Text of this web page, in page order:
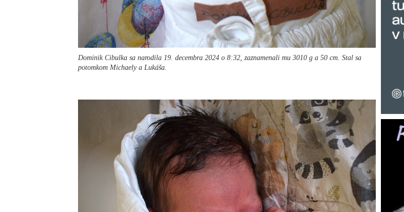
Dominik Cibulka sa narodila 19. decembra 2024 o 8:32, zaznamenali mu 3010 g a 50 cm. Stal sa
potomkom Michaely a Lukáša.